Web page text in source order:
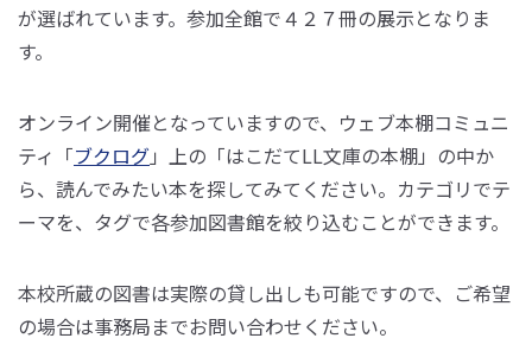
が選ばれています。参加全館で４２７冊の展示となりま
す。
オンライン開催となっていますので、ウェブ本棚コミュニ
ティ「ブクログ」上の「はこだてLL文庫の本棚」の中か
ら、読んでみたい本を探してみてください。カテゴリでテ
ーマを、タグで各参加図書館を絞り込むことができます。
本校所蔵の図書は実際の貸し出しも可能ですので、ご希望
の場合は事務局までお問い合わせください。